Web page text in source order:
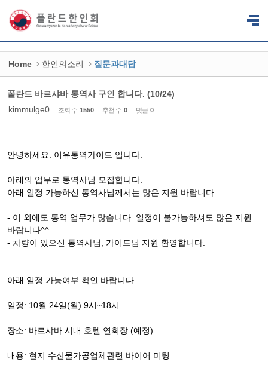
Home 한인의소리 질문과대답
폴란드 바르샤바 통역사 구인 합니다. (10/24)
kimmulge0
조회 수 1550 추천 수 0 댓글 0
안녕하세요. 이유통역가이드 입니다.
아래의 업무로 통역사님 모집합니다.
아래 일정 가능하신 통역사님께서는 많은 지원 바랍니다.
- 이 외에도 통역 업무가 많습니다. 일정이 불가능하셔도 많은 지원
바랍니다^^
- 차량이 있으신 통역사님, 가이드님 지원 환영합니다.
아래 일정 가능여부 확인 바랍니다.
일정: 10월 24일(월) 9시~18시
장소: 바르샤바 시내 호텔 연회장 (예정)
내용: 현지 수산물가공업체관련 바이어 미팅